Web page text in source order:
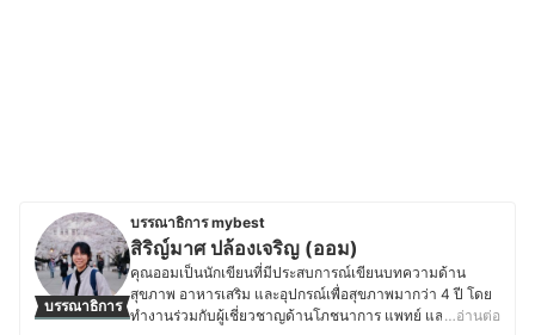
บรรณาธิการ
บรรณาธิการ mybest
สิริญ์มาศ ปล้องเจริญ (ออม)
คุณออมเป็นนักเขียนที่มีประสบการณ์เขียนบทความด้าน
สุขภาพ อาหารเสริม และอุปกรณ์เพื่อสุขภาพมากว่า 4 ปี โดย
ทำงานร่วมกับผู้เชี่ยวชาญด้านโภชนาการ แพทย์ และเภสัชกร
…อ่านต่อ